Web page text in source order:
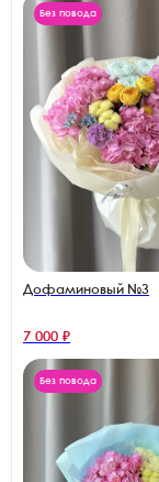
Без повода
Дофаминовый №3
7 000 ₽
Без повода